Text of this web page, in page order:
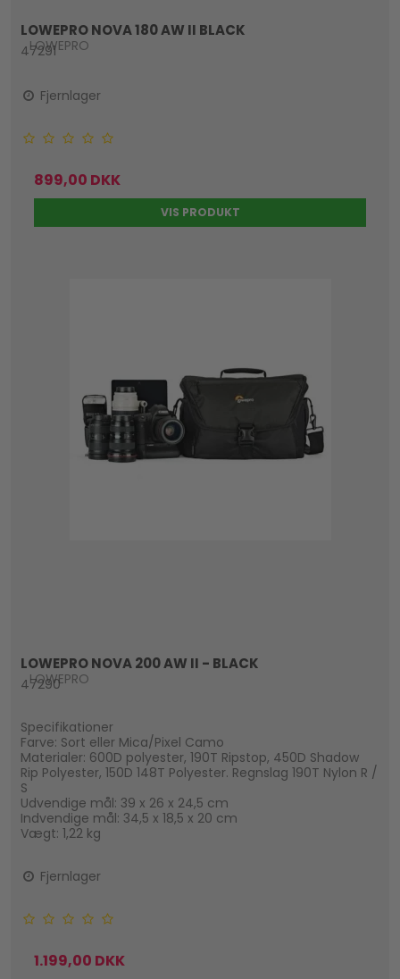
LOWEPRO NOVA 180 AW II BLACK
LOWEPRO
47291
Fjernlager
899,00 DKK
VIS PRODUKT
LOWEPRO NOVA 200 AW II - BLACK
LOWEPRO
47290
Specifikationer
Farve: Sort eller Mica/Pixel Camo
Materialer: 600D polyester, 190T Ripstop, 450D Shadow
Rip Polyester, 150D 148T Polyester. Regnslag 190T Nylon R /
S
Udvendige mål: 39 x 26 x 24,5 cm
Indvendige mål: 34,5 x 18,5 x 20 cm
Vægt: 1,22 kg
Fjernlager
1.199,00 DKK